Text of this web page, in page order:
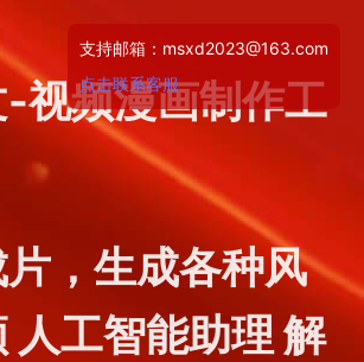
视频漫画制作工
，生成各种风
人工智能助理 解
支持邮箱：msxd2023@163.com
点击联系客服